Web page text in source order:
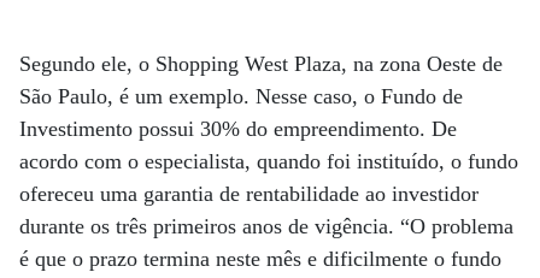
Segundo ele, o Shopping West Plaza, na zona Oeste de
São Paulo, é um exemplo. Nesse caso, o Fundo de
Investimento possui 30% do empreendimento. De
acordo com o especialista, quando foi instituído, o fundo
ofereceu uma garantia de rentabilidade ao investidor
durante os três primeiros anos de vigência. “O problema
é que o prazo termina neste mês e dificilmente o fundo